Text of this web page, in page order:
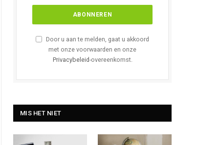
Door u aan te melden, gaat u akkoord
met onze voorwaarden en onze
Privacybeleid-overeenkomst.
MIS HET NIET